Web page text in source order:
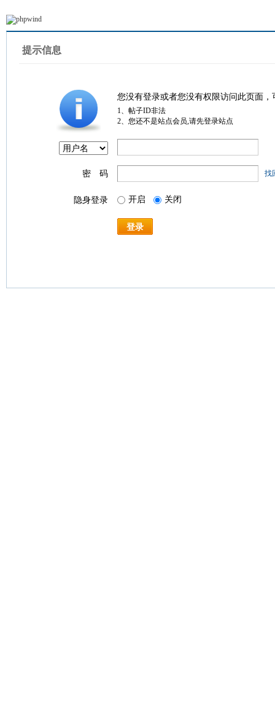
提示信息
您没有登录或者您没有权限访问此页面
1、帖子ID非法
2、您还不是站点会员,请先登录站点
密 码 找
隐身登录 开启 关闭
登录